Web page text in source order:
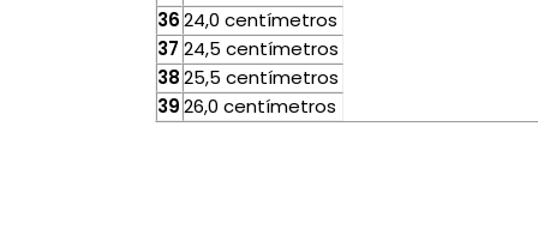
3624,0 centímetros
37 24,5 centímetros
3825,5 centímetros
3926,0 centímetros